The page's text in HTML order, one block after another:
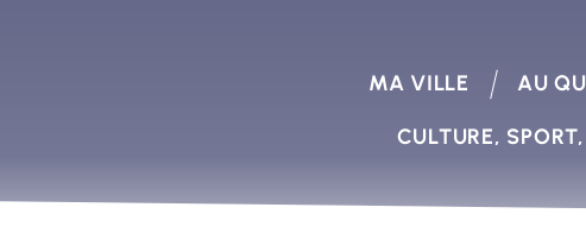
MA VILLE AU
CULTURE,